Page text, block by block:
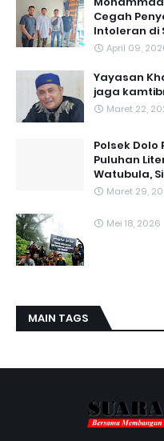
Cegah
Intoleran di
April 09,
Yayasan
jaga
Maret 22,
Polsek
Puluhan
Watubula,
Maret 29,
Mei 18, 2026
MAIN TAGS